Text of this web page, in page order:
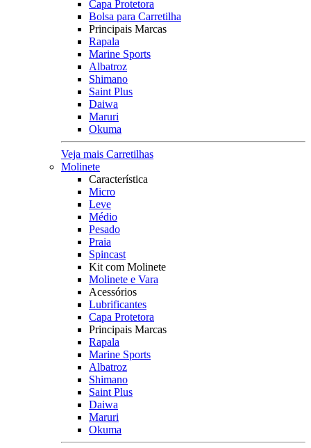
Capa Protetora
Bolsa para Carretilha
Principais Marcas
Rapala
Marine Sports
Albatroz
Shimano
Saint Plus
Daiwa
Maruri
Okuma
Veja mais Carretilhas
Molinete
Característica
Micro
Leve
Médio
Pesado
Praia
Spincast
Kit com Molinete
Molinete e Vara
Acessórios
Lubrificantes
Capa Protetora
Principais Marcas
Rapala
Marine Sports
Albatroz
Shimano
Saint Plus
Daiwa
Maruri
Okuma